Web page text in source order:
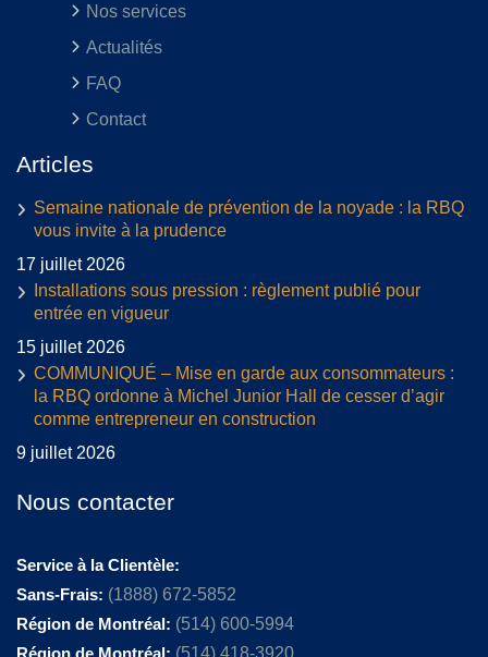
Nos services
Actualités
FAQ
Contact
Articles
Semaine nationale de prévention de la noyade : la RBQ
vous invite à la prudence
17 juillet 2026
Installations sous pression : règlement publié pour
entrée en vigueur
15 juillet 2026
COMMUNIQUÉ – Mise en garde aux consommateurs :
la RBQ ordonne à Michel Junior Hall de cesser d’agir
comme entrepreneur en construction
9 juillet 2026
Nous contacter
Service à la Clientèle:
Sans-Frais: (1888) 672-5852
Région de Montréal: (514) 600-5994
Région de Montréal: (514) 418-3920